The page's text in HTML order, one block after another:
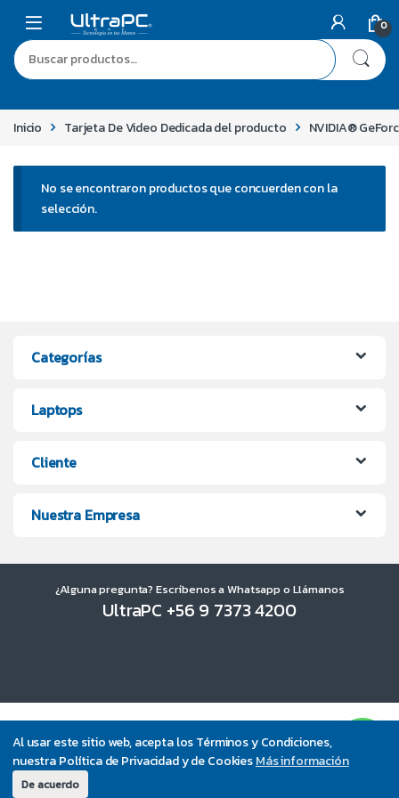
Al usar este sitio web, acepta los Términos y Condiciones,
nuestra Política de Privacidad y de CookiesMás información
De acuerdo
0
Inicio Tarjeta De Video Dedicada del producto NVIDIA®
No se encontraron productos que concuerden con la
selección.
Categorías
Laptops
Cliente
Nuestra Empresa
¿Alguna pregunta? Escríbenos a Whatsapp o Llámanos
UltraPC +56 9 7373 4200